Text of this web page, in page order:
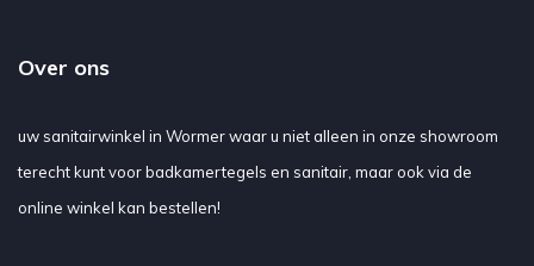
Over ons
uw sanitairwinkel in Wormer waar u niet alleen in onze showroom
terecht kunt voor badkamertegels en sanitair, maar ook via de
online winkel kan bestellen!